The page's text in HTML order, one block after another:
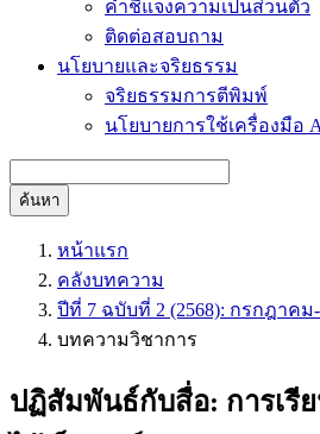
คำชี้แจงความเป็นส่วนตัว
ติดต่อสอบถาม
นโยบายและจริยธรรม
จริยธรรมการตีพิมพ์
นโยบายการใช้เครื่องมือ
ค้นหา
หน้าแรก
คลังบทความ
ปีที่ 7 ฉบับที่ 2 (2568): กรกฎาค
บทความวิชาการ
ปฏิสัมพันธ์กับสื่อ: การเรี